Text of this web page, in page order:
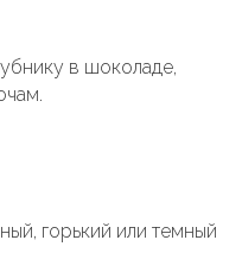
в шоколаде,
горький или темный